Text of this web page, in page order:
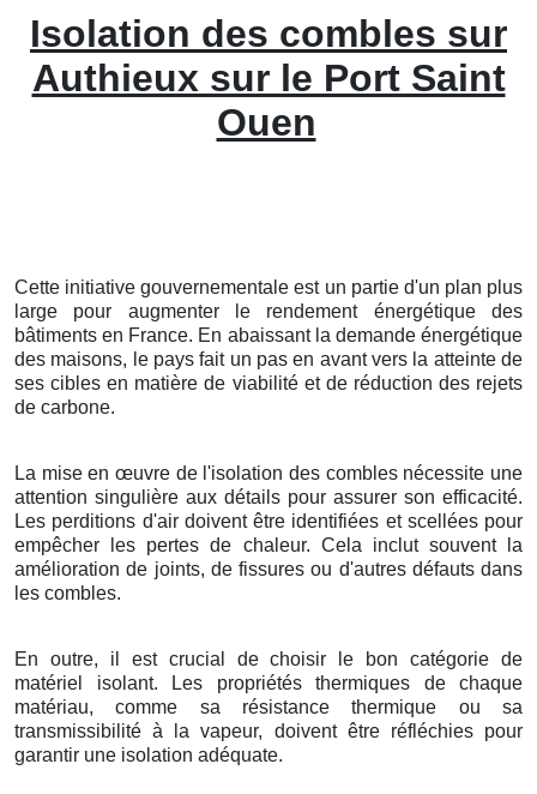
Isolation des combles sur
Authieux sur le Port Saint
Ouen
Cette initiative gouvernementale est un partie d'un plan plus
large pour augmenter le rendement énergétique des
bâtiments en France. En abaissant la demande énergétique
des maisons, le pays fait un pas en avant vers la atteinte de
ses cibles en matière de viabilité et de réduction des rejets
de carbone.
La mise en œuvre de l'isolation des combles nécessite une
attention singulière aux détails pour assurer son efficacité.
Les perditions d'air doivent être identifiées et scellées pour
empêcher les pertes de chaleur. Cela inclut souvent la
amélioration de joints, de fissures ou d'autres défauts dans
les combles.
En outre, il est crucial de choisir le bon catégorie de
matériel isolant. Les propriétés thermiques de chaque
matériau, comme sa résistance thermique ou sa
transmissibilité à la vapeur, doivent être réfléchies pour
garantir une isolation adéquate.